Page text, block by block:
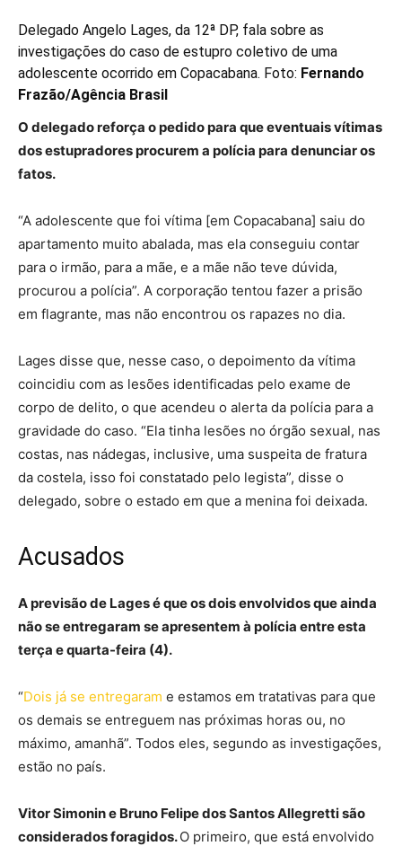
Delegado Angelo Lages, da 12ª DP, fala sobre as
investigações do caso de estupro coletivo de uma
adolescente ocorrido em Copacabana. Foto: Fernando
Frazão/Agência Brasil
O delegado reforça o pedido para que eventuais vítimas
dos estupradores procurem a polícia para denunciar os
fatos.
“A adolescente que foi vítima [em Copacabana] saiu do
apartamento muito abalada, mas ela conseguiu contar
para o irmão, para a mãe, e a mãe não teve dúvida,
procurou a polícia”. A corporação tentou fazer a prisão
em flagrante, mas não encontrou os rapazes no dia.
Lages disse que, nesse caso, o depoimento da vítima
coincidiu com as lesões identificadas pelo exame de
corpo de delito, o que acendeu o alerta da polícia para a
gravidade do caso. “Ela tinha lesões no órgão sexual, nas
costas, nas nádegas, inclusive, uma suspeita de fratura
da costela, isso foi constatado pelo legista”, disse o
delegado, sobre o estado em que a menina foi deixada.
Acusados
A previsão de Lages é que os dois envolvidos que ainda
não se entregaram se apresentem à polícia entre esta
terça e quarta-feira (4).
“Dois já se entregaram e estamos em tratativas para que
os demais se entreguem nas próximas horas ou, no
máximo, amanhã”. Todos eles, segundo as investigações,
estão no país.
Vitor Simonin e Bruno Felipe dos Santos Allegretti são
considerados foragidos.O primeiro, que está envolvido